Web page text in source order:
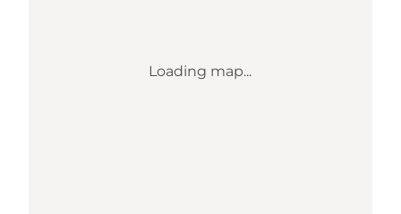
Loading map...